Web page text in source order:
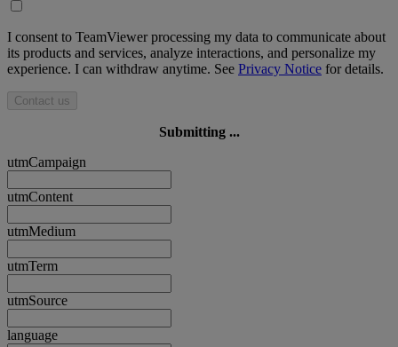
I consent to TeamViewer processing my data to communicate about
its products and services, analyze interactions, and personalize my
experience. I can withdraw anytime. See Privacy Notice for details.
Contact us
Submitting ...
utmCampaign
utmContent
utmMedium
utmTerm
utmSource
language